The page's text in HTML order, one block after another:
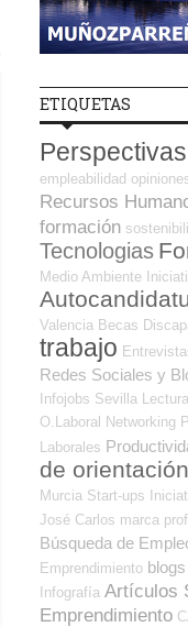
ETIQUETAS
Perspectivas
empleabilidad
Recursos
formación
Tecnologias
Medio Ambiente
Valencia Becas
trabajo
Redes Sociales y
Infojobs Sevilla Lectura
O.Laboral
Networking
Laborales
de orientación
Murcia Start-ups
José Carlos marca
Búsqueda de
Emprendimiento blogs
Infografía Artículos
Emprendimiento